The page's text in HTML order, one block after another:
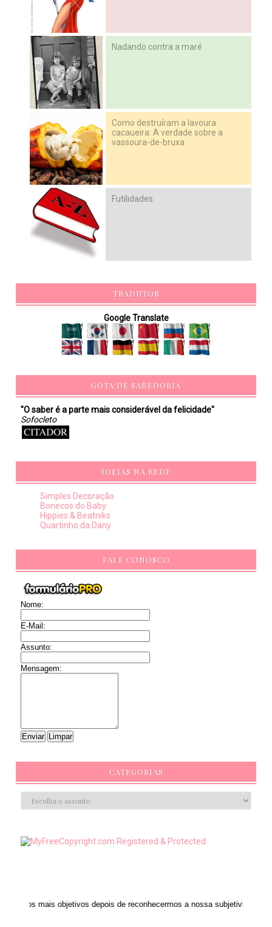
Nadando contra a maré
Como destruíram a lavoura
cacaueira: A verdade sobre a
vassoura-de-bruxa
Futilidades
TRADUTOR
Google Translate
GOTA DE SABEDORIA
"O saber é a parte mais considerável da felicidade"
Sofocleto
IDEIAS NA REDE
Simples Decoração
Bonecos do Baby
Hippies & Beatniks
Quartinho da Dany
FALE CONOSCO
Nome:
E-Mail:
Assunto:
Mensagem:
CATEGORIAS
objetivos depois de reconhecermos a nossa subjetividade." ANAIS NIN